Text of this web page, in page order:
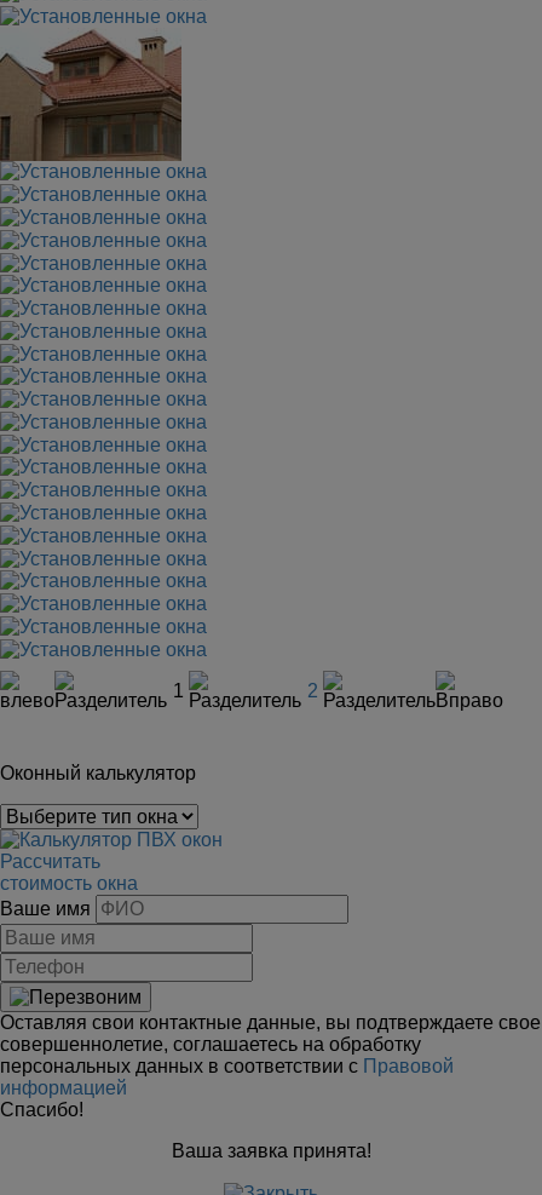
1 2
Оконный калькулятор
Рассчитать
стоимость окна
Ваше имя
Оставляя свои контактные данные, вы подтверждаете свое
совершеннолетие, соглашаетесь на обработку
персональных данных в соответствии с Правовой
информацией
Спасибо!
Ваша заявка принята!